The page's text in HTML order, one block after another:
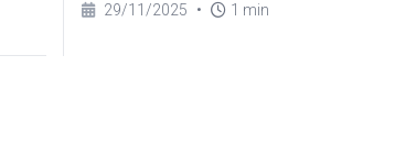
29/11/2025 • 1 min